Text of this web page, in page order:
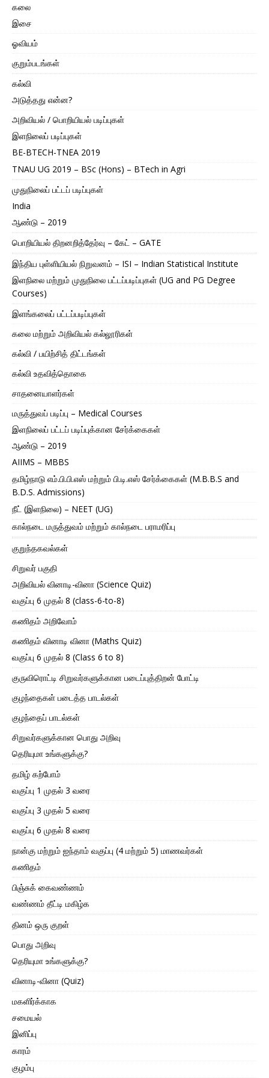
கலை
இசை
ஓவியம்
குறும்படங்கள்
கல்வி
அடுத்தது என்ன?
அறிவியல் / பொறியியல் படிப்புகள்
இளநிலைப் படிப்புகள்
BE-BTECH-TNEA 2019
TNAU UG 2019 – BSc (Hons) – BTech in Agri
முதுநிலைப் பட்டப் படிப்புகள்
India
ஆண்டு – 2019
பொறியியல் திறனறித்தேர்வு – கேட் – GATE
இந்திய புள்ளியியல் நிறுவனம் – ISI – Indian Statistical Institute
இளநிலை மற்றும் முதுநிலை பட்டப்படிப்புகள் (UG and PG Degree
Courses)
இளங்கலைப் பட்டப்படிப்புகள்
கலை மற்றும் அறிவியல் கல்லூரிகள்
கல்வி / பயிற்சித் திட்டங்கள்
கல்வி உதவித்தொகை
சாதனையாளர்கள்
மருத்துவப் படிப்பு – Medical Courses
இளநிலைப் பட்டப் படிப்புக்கான சேர்க்கைகள்
ஆண்டு – 2019
AIIMS – MBBS
தமிழ்நாடு எம்.பி.பி.எஸ் மற்றும் பி.டி.எஸ் சேர்க்கைகள் (M.B.B.S and
B.D.S. Admissions)
நீட் (இளநிலை) – NEET (UG)
கால்நடை மருத்துவம் மற்றும் கால்நடை பராமரிப்பு
குறுந்தகவல்கள்
சிறுவர் பகுதி
அறிவியல் வினாடி-வினா (Science Quiz)
வகுப்பு 6 முதல் 8 (class-6-to-8)
கணிதம் அறிவோம்
கணிதம் வினாடி வினா (Maths Quiz)
வகுப்பு 6 முதல் 8 (Class 6 to 8)
குருவிரொட்டி சிறுவர்களுக்கான படைப்புத்திறன் போட்டி
குழந்தைகள் படைத்த பாடல்கள்
குழந்தைப் பாடல்கள்
சிறுவர்களுக்கான பொது அறிவு
தெரியுமா உங்களுக்கு?
தமிழ் கற்போம்
வகுப்பு 1 முதல் 3 வரை
வகுப்பு 3 முதல் 5 வரை
வகுப்பு 6 முதல் 8 வரை
நான்கு மற்றும் ஐந்தாம் வகுப்பு (4 மற்றும் 5) மாணவர்கள்
கணிதம்
பிஞ்சுக் கைவண்ணம்
வண்ணம் தீட்டி மகிழ்க
தினம் ஒரு குறள்
பொது அறிவு
தெரியுமா உங்களுக்கு?
வினாடி-வினா (Quiz)
மகளிர்க்காக
சமையல்
இனிப்பு
காரம்
குழம்பு